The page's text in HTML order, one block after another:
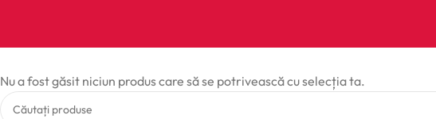
Nu a fost găsit niciun produs care să se potrivească cu selecția ta.